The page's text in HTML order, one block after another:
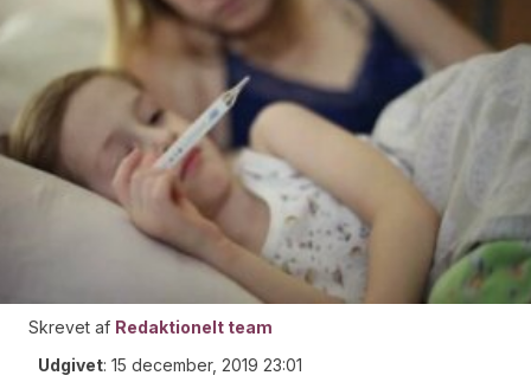
Skrevet af Redaktionelt team
Udgivet: 15 december, 2019 23:01